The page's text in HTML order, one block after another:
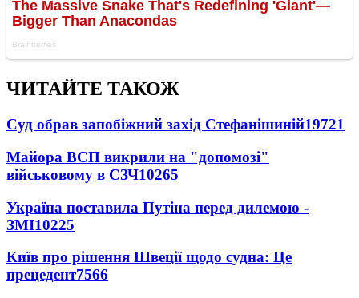
ЧИТАЙТЕ ТАКОЖ
Суд обрав запобіжний захід Стефанішиній19721
Майора ВСП викрили на "допомозі"
військовому в СЗЧ10265
Україна поставила Путіна перед дилемою -
ЗМІ10225
Київ про рішення Швеції щодо судна: Це
прецедент7566